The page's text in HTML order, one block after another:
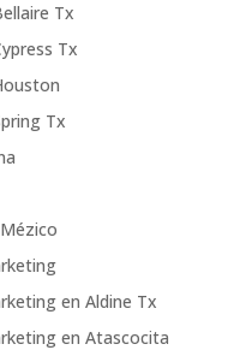
Tx
Tx
Tx
en Aldine Tx
en Atascocita